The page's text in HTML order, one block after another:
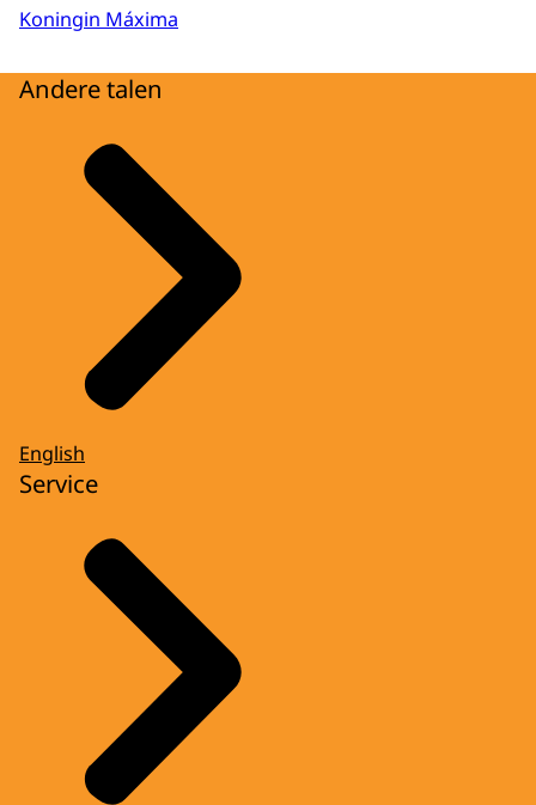
Koningin Máxima
Andere talen
English
Service